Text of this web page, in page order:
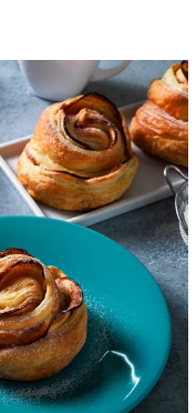
DISTRIBUIDORES E
REPRESENTANTES
AGENDA DE CURSOS